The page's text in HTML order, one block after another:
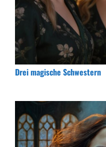
Drei magische Schwestern